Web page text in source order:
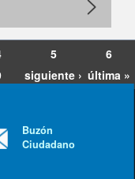
5
6
siguiente › última »
Buzón
Ciudadano